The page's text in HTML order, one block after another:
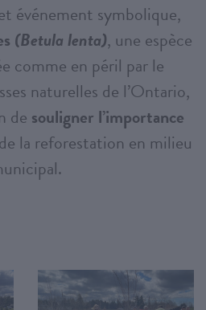
événement symbolique,
(Betula lenta), une espèce
comme en péril par le
naturelles de l’Ontario,
de souligner l’importance
la reforestation en milieu